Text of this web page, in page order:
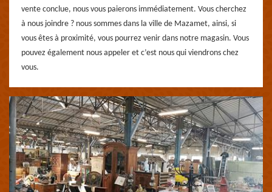
vente conclue, nous vous paierons immédiatement. Vous cherchez
à nous joindre ? nous sommes dans la ville de Mazamet, ainsi, si
vous êtes à proximité, vous pourrez venir dans notre magasin. Vous
pouvez également nous appeler et c’est nous qui viendrons chez
vous.